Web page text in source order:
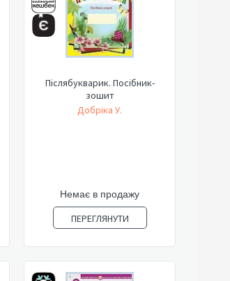
Післябукварик. Посібник-
зошит
Добріка У.
Немає в продажу
ПЕРЕГЛЯНУТИ